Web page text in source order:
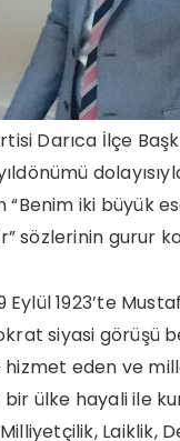
Darıca İlçe
iki büyük
sözlerinin gurur
Eylül 1923’te
siyasi görüşü
eden ve
ülke hayali ile
Laiklik,